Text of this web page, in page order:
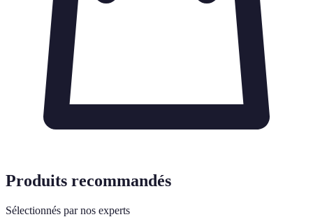
Produits recommandés
Sélectionnés par nos experts